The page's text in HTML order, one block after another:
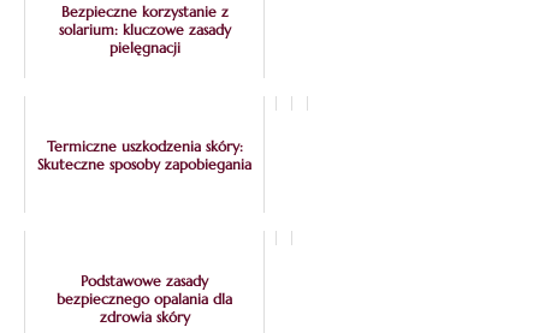
Bezpieczne korzystanie z
solarium: kluczowe zasady
pielęgnacji
Termiczne uszkodzenia skóry:
Skuteczne sposoby zapobiegania
Podstawowe zasady
bezpiecznego opalania dla
zdrowia skóry